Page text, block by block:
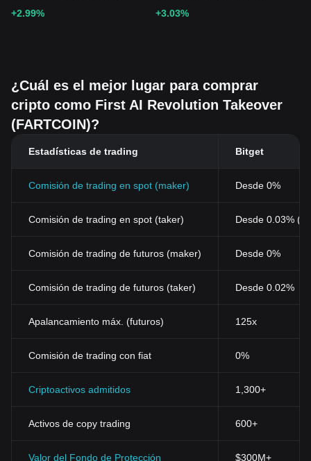
+2.99%
+3.03%
¿Cuál es el mejor lugar para comprar
cripto como First AI Revolution Takeover
(FARTCOIN)?
Estadísticas de trading Bitget
Comisión de trading en spot (maker) Desde 0%
Comisión de trading en spot (taker) Desde 0.03%
Comisión de trading de futuros (maker) Desde 0%
Comisión de trading de futuros (taker) Desde 0.02%
Apalancamiento máx. (futuros) 125x
Comisión de trading con fiat 0%
Criptoactivos admitidos 1,300+
Activos de copy trading 600+
Valor del Fondo de Protección $300M+